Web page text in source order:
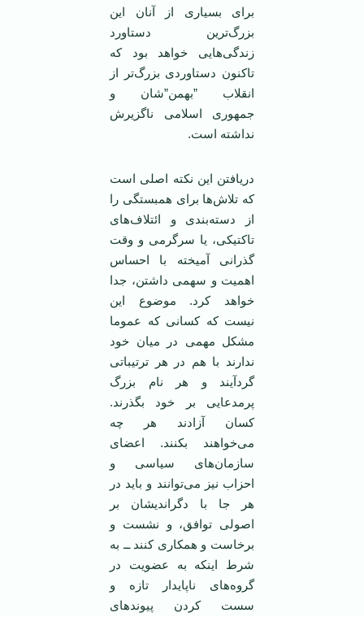
برای بسياری از آنان اين
‏بزرگ‌ترين دستاورد
زندگی‌هايی خواهد بود ‏که
تاکنون دستاوردی بزرگ‌تر از
انقلاب ‏‏”بهمن”شان و
جمهوری اسلامی ‌ناگزيرش
‏نداشته است. ‏
دريافتن اين نکته اصلی است
که تلاش‌ها برای ‏همبستگی را
از دسته‌بندی و ائتلاف‌های
‏تاکتيکی، يا سرگرمی ‌و وقت
گذرانی آميخته ‏با احساس
اهميت و سهمی‌ داشتن، جدا
خواهد ‏کرد. موضوع اين
نيست که کسانی که ‏عموما
مشکل مهمی ‌در ميان خود
ندارند با ‏هم در هر ترتيباتی
گردآيند و هر نام بزرگ
‏پرمدعايی بر خود بگذرند.
کسان آزادند هر ‏چه
می‌خواهند بکنند. اعضای
سازمان‌های ‏سياسی و
احزاب نيز می‌توانند و بايد در
هر ‏جا با دگرانديشان بر
اصولی توافق، و ‏نشست و
برخاست و همکاری کنند ــ به
‏شرط اينکه به عضويت در
گروه‌های ناپايدار تازه و
‏سست کردن پيوندهای